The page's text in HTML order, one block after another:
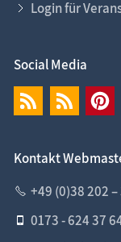
Login für
Social Media
Kontakt
+49 (0)38 202
0173 - 624 37